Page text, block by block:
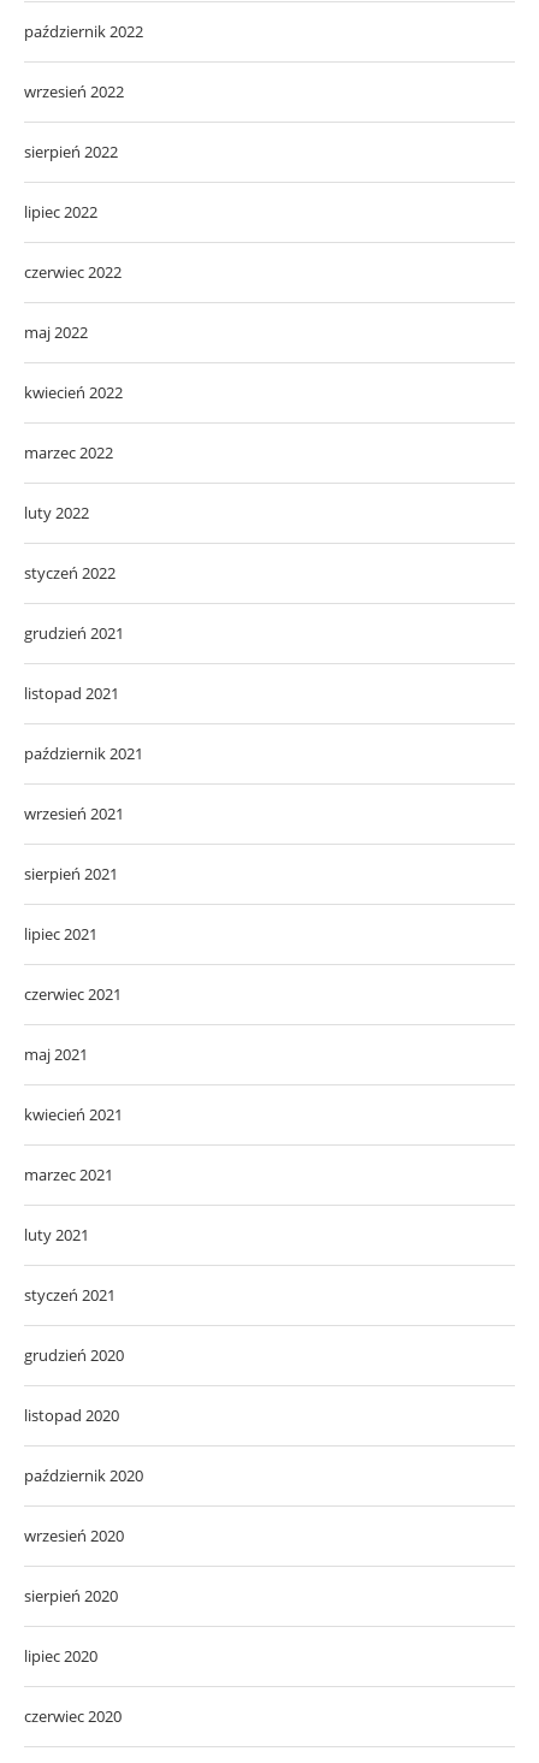
październik 2022
wrzesień 2022
sierpień 2022
lipiec 2022
czerwiec 2022
maj 2022
kwiecień 2022
marzec 2022
luty 2022
styczeń 2022
grudzień 2021
listopad 2021
październik 2021
wrzesień 2021
sierpień 2021
lipiec 2021
czerwiec 2021
maj 2021
kwiecień 2021
marzec 2021
luty 2021
styczeń 2021
grudzień 2020
listopad 2020
październik 2020
wrzesień 2020
sierpień 2020
lipiec 2020
czerwiec 2020